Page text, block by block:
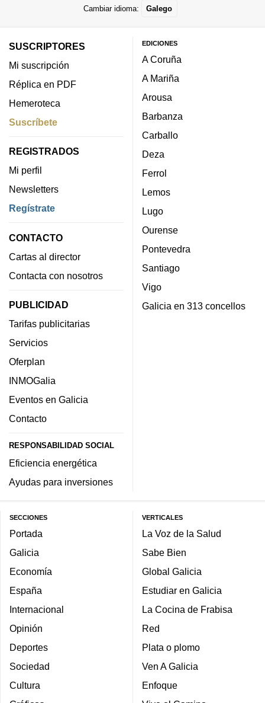
Cambiar idioma: Galego
SUSCRIPTORES
Mi suscripción
Réplica en PDF
Hemeroteca
Suscríbete
REGISTRADOS
Mi perfil
Newsletters
Regístrate
CONTACTO
Cartas al director
Contacta con nosotros
PUBLICIDAD
Tarifas publicitarias
Servicios
Oferplan
INMOGalia
Eventos en Galicia
Contacto
RESPONSABILIDAD SOCIAL
Eficiencia energética
Ayudas para inversiones
EDICIONES
A Coruña
A Mariña
Arousa
Barbanza
Carballo
Deza
Ferrol
Lemos
Lugo
Ourense
Pontevedra
Santiago
Vigo
Galicia en 313 concellos
SECCIONES
Portada
Galicia
Economía
España
Internacional
Opinión
Deportes
Sociedad
Cultura
VERTICALES
La Voz de la Salud
Sabe Bien
Global Galicia
Estudiar en Galicia
La Cocina de Frabisa
Red
Plata o plomo
Ven A Galicia
Enfoque